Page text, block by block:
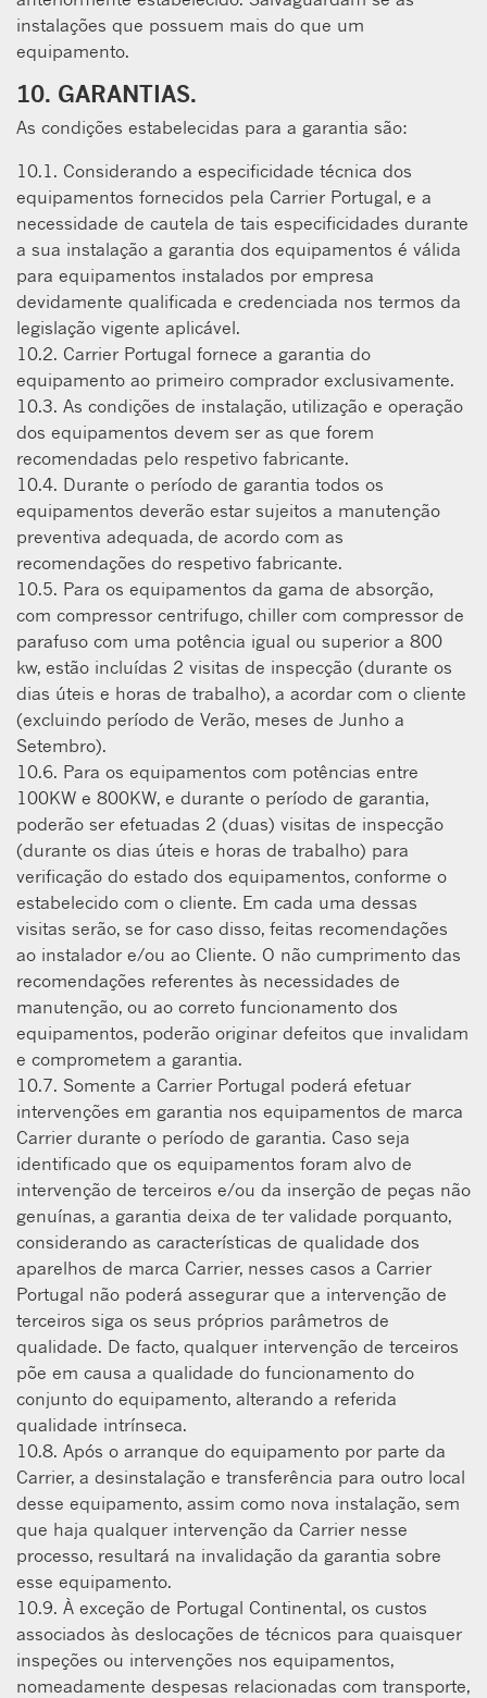
instalações que possuem mais do que um
equipamento.
10. GARANTIAS.
As condições estabelecidas para a garantia são:
10.1. Considerando a especiﬁcidade técnica dos
equipamentos fornecidos pela Carrier Portugal, e a
necessidade de cautela de tais especiﬁcidades durante
a sua instalação a garantia dos equipamentos é válida
para equipamentos instalados por empresa
devidamente qualificada e credenciada nos termos da
legislação vigente aplicável.
10.2. Carrier Portugal fornece a garantia do
equipamento ao primeiro comprador exclusivamente.
10.3. As condições de instalação, utilização e operação
dos equipamentos devem ser as que forem
recomendadas pelo respetivo fabricante.
10.4. Durante o período de garantia todos os
equipamentos deverão estar sujeitos a manutenção
preventiva adequada, de acordo com as
recomendações do respetivo fabricante.
10.5. Para os equipamentos da gama de absorção,
com compressor centrifugo, chiller com compressor de
parafuso com uma potência igual ou superior a 800
kw, estão incluídas 2 visitas de inspecção (durante os
dias úteis e horas de trabalho), a acordar com o cliente
(excluindo período de Verão, meses de Junho a
Setembro).
10.6. Para os equipamentos com potências entre
100KW e 800KW, e durante o período de garantia,
poderão ser efetuadas 2 (duas) visitas de inspecção
(durante os dias úteis e horas de trabalho) para
verificação do estado dos equipamentos, conforme o
estabelecido com o cliente. Em cada uma dessas
visitas serão, se for caso disso, feitas recomendações
ao instalador e/ou ao Cliente. O não cumprimento das
recomendações referentes às necessidades de
manutenção, ou ao correto funcionamento dos
equipamentos, poderão originar defeitos que invalidam
e comprometem a garantia.
10.7. Somente a Carrier Portugal poderá efetuar
intervenções em garantia nos equipamentos de marca
Carrier durante o período de garantia. Caso seja
identificado que os equipamentos foram alvo de
intervenção de terceiros e/ou da inserção de peças não
genuínas, a garantia deixa de ter validade porquanto,
considerando as características de qualidade dos
aparelhos de marca Carrier, nesses casos a Carrier
Portugal não poderá assegurar que a intervenção de
terceiros siga os seus próprios parâmetros de
qualidade. De facto, qualquer intervenção de terceiros
põe em causa a qualidade do funcionamento do
conjunto do equipamento, alterando a referida
qualidade intrínseca.
10.8. Após o arranque do equipamento por parte da
Carrier, a desinstalação e transferência para outro local
desse equipamento, assim como nova instalação, sem
que haja qualquer intervenção da Carrier nesse
processo, resultará na invalidação da garantia sobre
esse equipamento.
10.9. À exceção de Portugal Continental, os custos
associados às deslocações de técnicos para quaisquer
inspeções ou intervenções nos equipamentos,
nomeadamente despesas relacionadas com transporte,